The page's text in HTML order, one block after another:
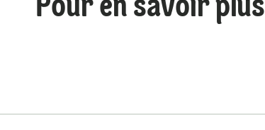
Pour en savoir plus